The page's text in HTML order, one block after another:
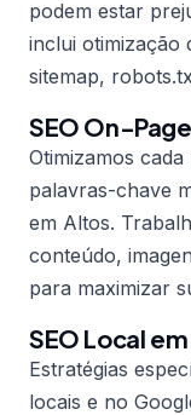
podem estar
inclui otimização
sitemap,
SEO On-Page
Otimizamos
palavras-chave
em Altos.
conteúdo,
para maximizar
SEO Local
Estratégias
locais e no